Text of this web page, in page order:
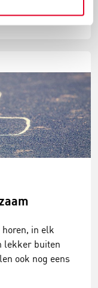
in elk
lekker buiten
ook nog eens